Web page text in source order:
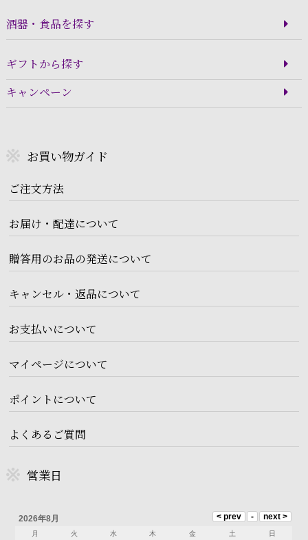
酒器・食品を探す
ギフトから探す
キャンペーン
お買い物ガイド
ご注文方法
お届け・配達について
贈答用のお品の発送について
キャンセル・返品について
お支払いについて
マイページについて
ポイントについて
よくあるご質問
営業日
2026年8月
月 火 水 木 金 土 日